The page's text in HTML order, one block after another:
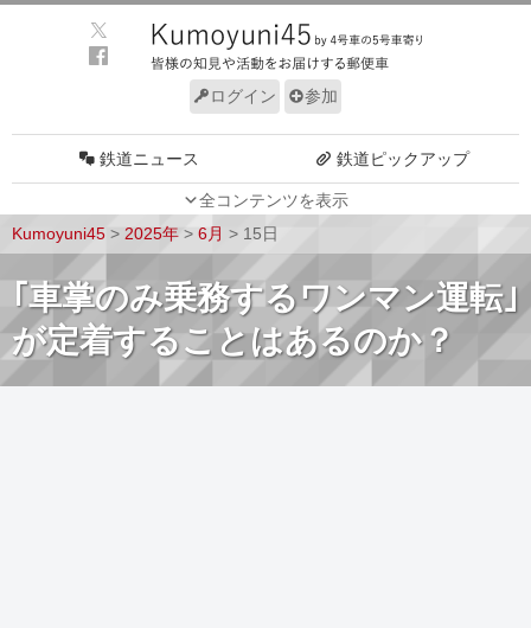
ログイン 参加
全コンテンツを表示
鉄道ニュース 鉄道ピックアップ
車両技術 路線探訪
ルール サイトについて
Kumoyuni45 > 2025年 > 6月 > 15日
｢車掌のみ乗務するワンマン運転｣
が定着することはあるのか？